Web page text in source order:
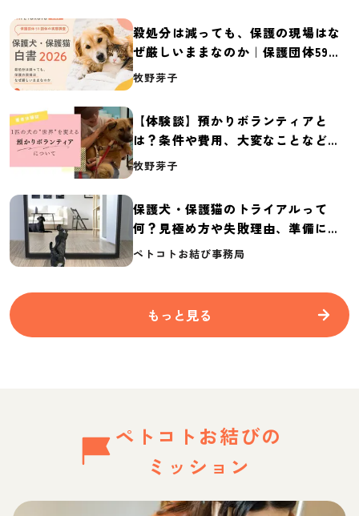
殺処分は減っても、保護の現場はな
ぜ厳しいままなのか｜保護団体59団
体の実態調査【保護犬・保護猫白書
牧野芽子
【体験談】預かりボランティアと
は？条件や費用、大変なことなど紹
介
牧野芽子
保護犬・保護猫のトライアルって
何？見極め方や失敗理由、準備に必
要なものを紹介
ペトコトお結び事務局
もっと見る
ペトコトお結びの
ミッション